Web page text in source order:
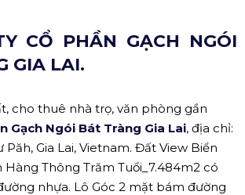
CỔ PHẦN GẠCH NGÓI
GIA LAI.
cho thuê nhà trọ, văn phòng gần
Gạch Ngói Bát Tràng Gia Lai, địa chỉ:
Gia Lai, Vietnam. Đất View Biển
Hàng Thông Trăm Tuổi_7.484m2 có
nhựa. Lô Góc 2 mặt bám đường